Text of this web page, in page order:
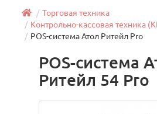
Торговая техника
Контрольно-кассовая техника
POS-система Атол Ритейл Pro
POS-система
Ритейл 54 Pro